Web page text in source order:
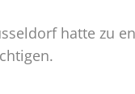
hatte zu